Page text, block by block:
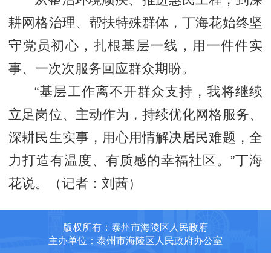
耕网格治理、帮扶特殊群体，丁海花始终坚
守党员初心，扎根基层一线，用一件件实
事、一次次服务回应群众期盼。
“基层工作离不开群众支持，我将继续
立足岗位、主动作为，持续优化网格服务、
深耕民生实事，用心用情解决居民难题，全
力打造有温度、有质感的幸福社区。”丁海
花说。（记者：刘茜）
版权所有：泰州市海陵区人民政府
主办单位：泰州市海陵区人民政府办公室